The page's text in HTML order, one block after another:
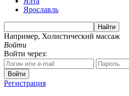
Ярославль
Найти
Например, Холистический массаж
Войти
Войти через:
Войти
Регистрация